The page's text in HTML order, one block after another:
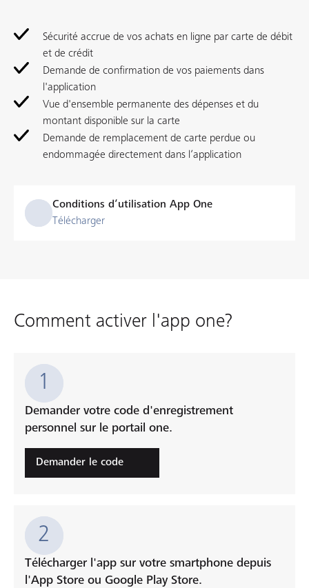
Sécurité accrue de vos achats en ligne par carte de débit
et de crédit
Demande de confirmation de vos paiements dans
l'application
Vue d'ensemble permanente des dépenses et du
montant disponible sur la carte
Demande de remplacement de carte perdue ou
endommagée directement dans l’application
Conditions d’utilisation App One
Télécharger
Comment activer l'app one?
1
Demander votre code d'enregistrement
personnel sur le portail one.
Demander le code
2
Télécharger l'app sur votre smartphone depuis
l'App Store ou Google Play Store.